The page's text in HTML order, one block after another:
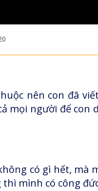
nên con đã
mọi người để con
có gì hết, mà
mình có công